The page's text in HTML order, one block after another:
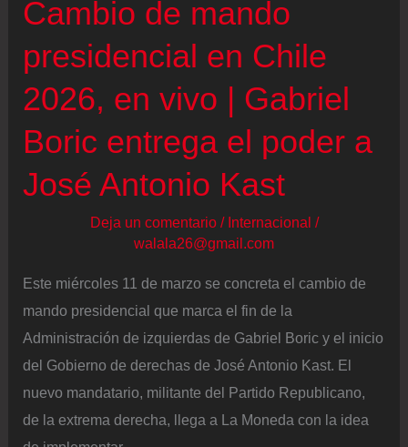
Cambio de mando
presidencial en Chile
2026, en vivo | Gabriel
Boric entrega el poder a
José Antonio Kast
Deja un comentario / Internacional /
walala26@gmail.com
Este miércoles 11 de marzo se concreta el cambio de
mando presidencial que marca el fin de la
Administración de izquierdas de Gabriel Boric y el inicio
del Gobierno de derechas de José Antonio Kast. El
nuevo mandatario, militante del Partido Republicano,
de la extrema derecha, llega a La Moneda con la idea